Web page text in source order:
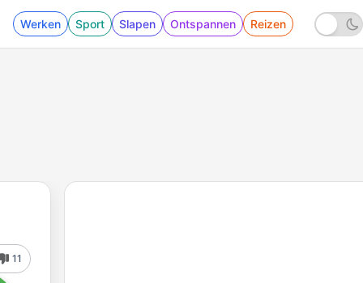
Werken Sport Slapen Ontspannen Reizen
11